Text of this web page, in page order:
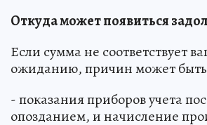
Откуда может появиться
Если сумма не соответствует
ожиданию, причин может быть
- показания приборов учета
опозданием, и начисление